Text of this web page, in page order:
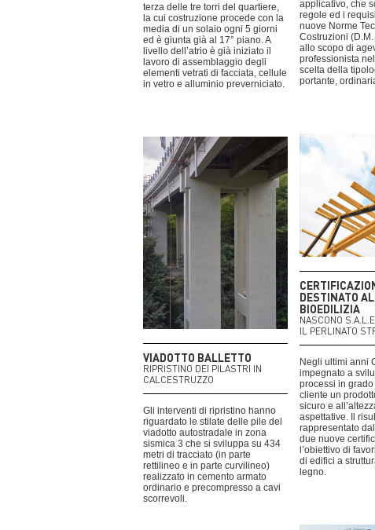
terza delle tre torri del quartiere,
la cui costruzione procede con la
media di un solaio ogni 5 giorni
ed è giunta già al 17° piano. A
livello dell’atrio è già iniziato il
lavoro di assemblaggio degli
elementi vetrati di facciata, cellule
in vetro e alluminio preverniciato.
applicativo, che
regole ed i
nuove Norme
Costruzioni
allo scopo di
professionista
scelta della
portante,
DESTINATO
BIOEDILIZIA
NASCONO
IL PERLINATO
Negli ultimi anni
impegnato a
processi in
cliente un
sicuro e
aspettative. Il
rappresentato
due nuove
l’obiettivo di
di edifici a
legno.
VIADOTTO BALLETTO
RIPRISTINO DEI PILASTRI IN
CALCESTRUZZO
Gli interventi di ripristino hanno
riguardato le stilate delle pile del
viadotto autostradale in zona
sismica 3 che si sviluppa su 434
metri di tracciato (in parte
rettilineo e in parte curvilineo)
realizzato in cemento armato
ordinario e precompresso a cavi
scorrevoli.